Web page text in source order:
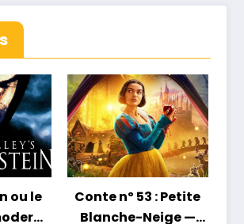
ou le
Conte nº 53 : Petite
Blanche-Neige —